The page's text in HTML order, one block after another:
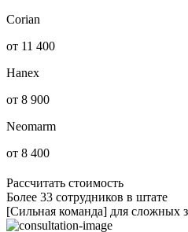
Corian
от 11 400
Hanex
от 8 900
Neomarm
от 8 400
Рассчитать стоимость
Более 33 сотрудников в штате
[Сильная команда] для сложных